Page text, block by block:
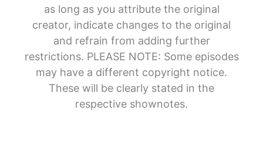
as long as you attribute the original
creator, indicate changes to the original
and refrain from adding further
restrictions. PLEASE NOTE: Some episodes
may have a different copyright notice.
These will be clearly stated in the
respective shownotes.